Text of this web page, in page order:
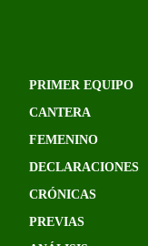
PRIMER EQUIPO
CANTERA
FEMENINO
DECLARACIONES
CRÓNICAS
PREVIAS